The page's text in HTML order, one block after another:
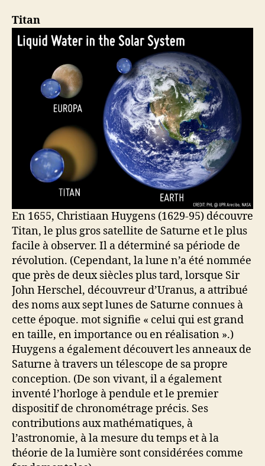
Titan
En 1655, Christiaan Huygens (1629-95) découvre
Titan, le plus gros satellite de Saturne et le plus
facile à observer. Il a déterminé sa période de
révolution. (Cependant, la lune n’a été nommée
que près de deux siècles plus tard, lorsque Sir
John Herschel, découvreur d’Uranus, a attribué
des noms aux sept lunes de Saturne connues à
cette époque. mot signifie « celui qui est grand
en taille, en importance ou en réalisation ».)
Huygens a également découvert les anneaux de
Saturne à travers un télescope de sa propre
conception. (De son vivant, il a également
inventé l’horloge à pendule et le premier
dispositif de chronométrage précis. Ses
contributions aux mathématiques, à
l’astronomie, à la mesure du temps et à la
théorie de la lumière sont considérées comme